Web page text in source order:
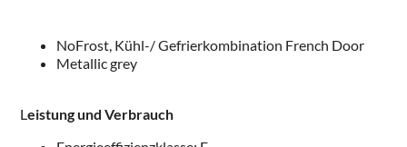
NoFrost, Kühl-/ Gefrierkombination French Door
Metallic grey
L eistung und Verbrauch